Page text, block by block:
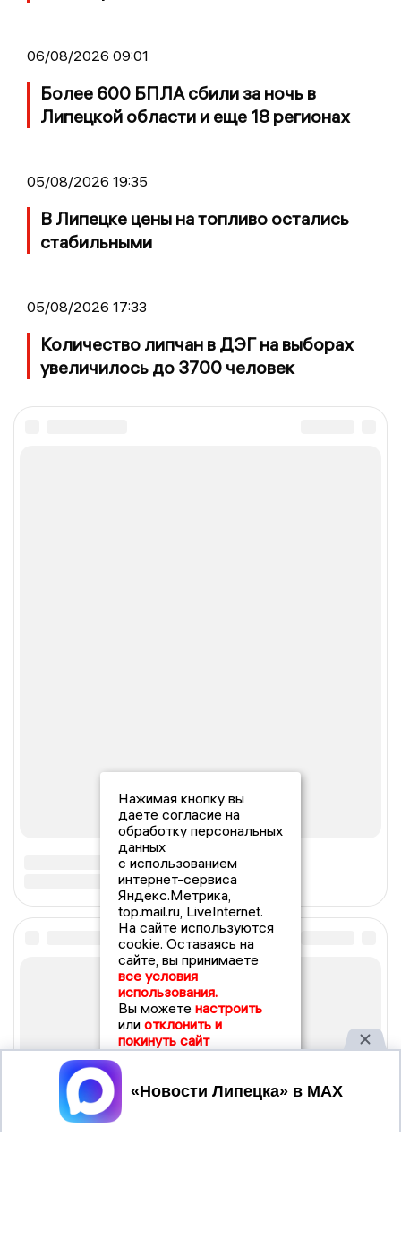
06/08/2026 09:01
Более 600 БПЛА сбили за ночь в
Липецкой области и еще 18 регионах
05/08/2026 19:35
В Липецке цены на топливо остались
стабильными
05/08/2026 17:33
Количество липчан в ДЭГ на выборах
увеличилось до 3700 человек
Нажимая кнопку вы
даете согласие на
обработку персональных
данных
с использованием
интернет-сервиса
Яндекс.Метрика,
top.mail.ru, LiveInternet.
На сайте используются
cookie. Оставаясь на
сайте, вы принимаете
все условия
использования.
Вы можете настроить
или отклонить и
покинуть сайт
Принять